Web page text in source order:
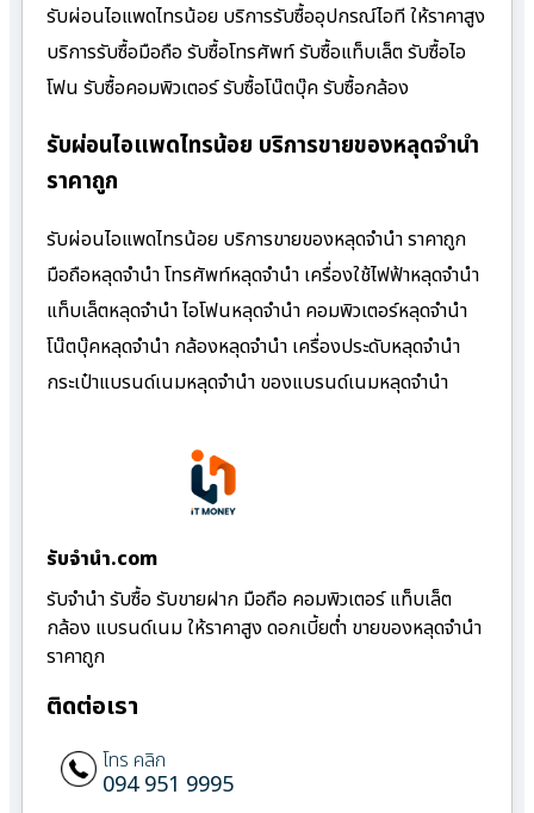
รับผ่อนไอแพดไทรน้อย บริการรับซื้ออุปกรณ์ไอที ให้ราคาสูง
บริการรับซื้อมือถือ รับซื้อโทรศัพท์ รับซื้อแท็บเล็ต รับซื้อไอ
โฟน รับซื้อคอมพิวเตอร์ รับซื้อโน๊ตบุ๊ค รับซื้อกล้อง
รับผ่อนไอแพดไทรน้อย บริการขายของหลุดจำนำ
ราคาถูก
รับผ่อนไอแพดไทรน้อย บริการขายของหลุดจำนำ ราคาถูก
มือถือหลุดจำนำ โทรศัพท์หลุดจำนำ เครื่องใช้ไฟฟ้าหลุดจำนำ
แท็บเล็ตหลุดจำนำ ไอโฟนหลุดจำนำ คอมพิวเตอร์หลุดจำนำ
โน๊ตบุ๊คหลุดจำนำ กล้องหลุดจำนำ เครื่องประดับหลุดจำนำ
กระเป๋าแบรนด์เนมหลุดจำนำ ของแบรนด์เนมหลุดจำนำ
รับจํานํา.com
รับจำนำ รับซื้อ รับขายฝาก มือถือ คอมพิวเตอร์ แท็บเล็ต
กล้อง แบรนด์เนม ให้ราคาสูง ดอกเบี้ยต่ำ ขายของหลุดจำนำ
ราคาถูก
ติดต่อเรา
โทร คลิก
094 951 9995